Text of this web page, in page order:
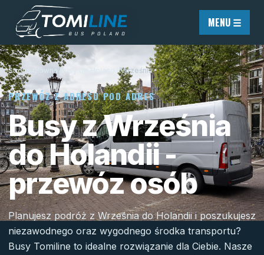
Przejdź do treści
MENU ☰
Strona główna / Busy do Holandii/Września
PRZEWÓZ Z ADRESU POD ADRES
Busy z Września
do Holandii -
przewóz osób
Planujesz podróż z Września do Holandii i poszukujesz
niezawodnego oraz wygodnego środka transportu?
Busy Tomiline to idealne rozwiązanie dla Ciebie. Nasze